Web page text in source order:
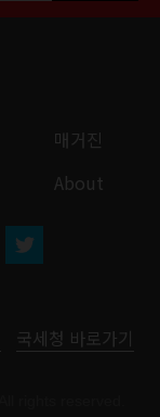
매거진
About
국세청 바로가기